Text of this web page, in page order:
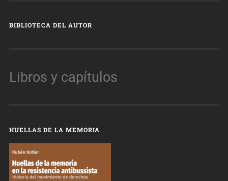
BIBLIOTECA DEL AUTOR
Libros y capítulos
HUELLAS DE LA MEMORIA